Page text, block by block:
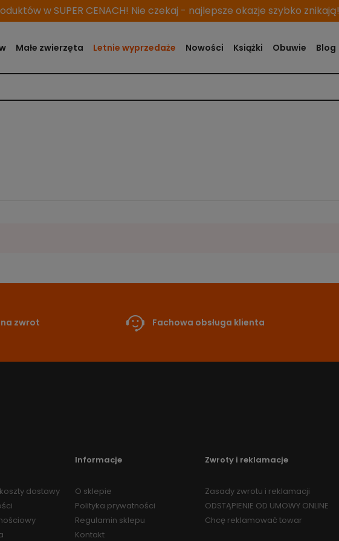
w SUPER CENACH! Nie czekaj - najlepsze okazje szybko znikają!
Małe zwierzęta Letnie wyprzedaże Nowości Książki Obuwie Blog
na zwrot Fachowa obsługa klienta
dostawy
Informacje
O sklepie
Polityka prywatności
Regulamin sklepu
Kontakt
Zwroty i reklamacje
Zasady zwrotu i reklamacji
ODSTĄPIENIE OD UMOWY ONLINE
Chcę reklamować towar